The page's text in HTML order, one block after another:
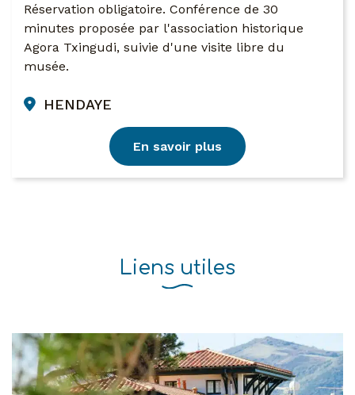
Réservation obligatoire. Conférence de 30
minutes proposée par l'association historique
Agora Txingudi, suivie d'une visite libre du
musée.
HENDAYE
En savoir plus
Liens utiles